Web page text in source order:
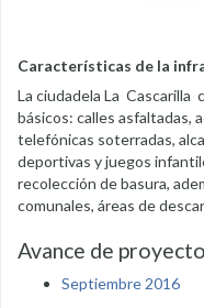
Características de la
La ciudadela La
básicos: calles asfaltadas,
telefónicas soterradas,
deportivas y juegos
recolección de basura,
comunales, áreas de
Avance de proyecto
Septiembre 2016